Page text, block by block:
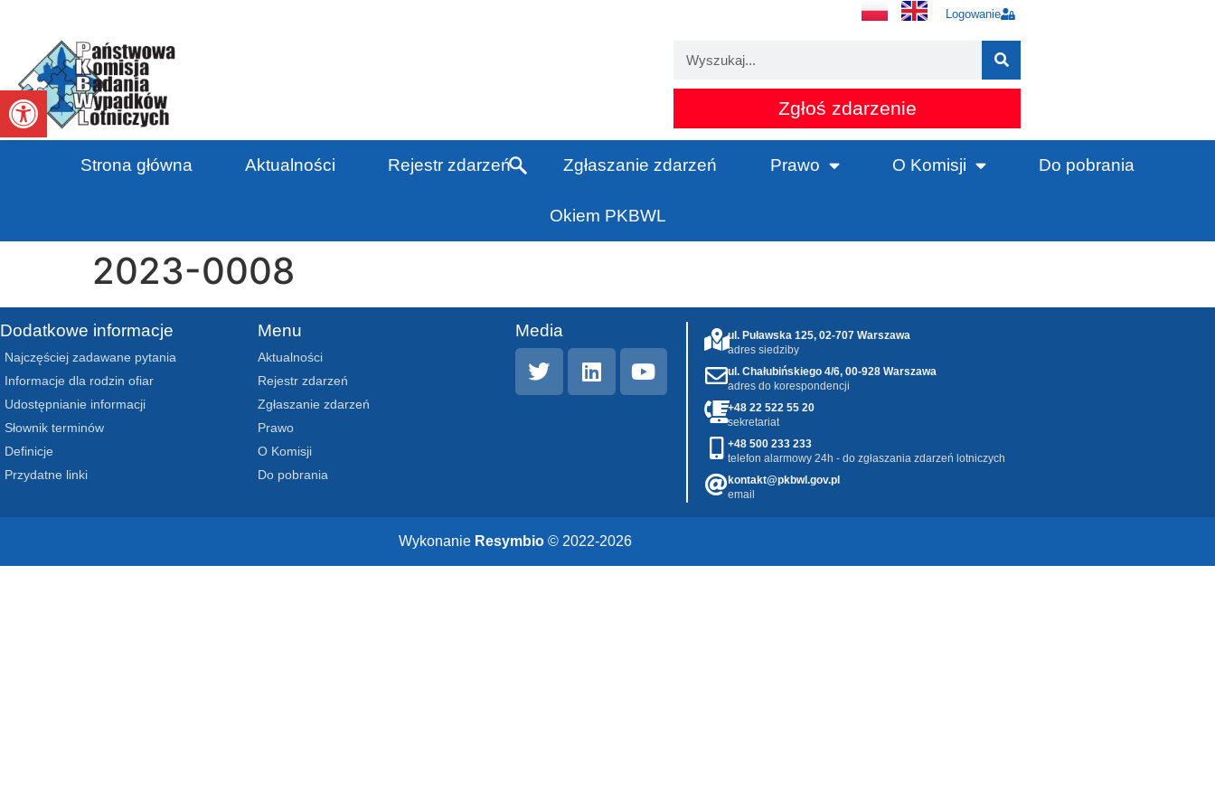
Otwórz pasek narzędzi
Logowanie
Zgłoś zdarzenie
Strona główna Aktualności Rejestr zdarzeń Zgłaszanie zdarzeń Prawo O Komisji Do pobrania
Okiem PKBWL
2023-0008
Dodatkowe informacje
Najczęściej zadawane pytania
Informacje dla rodzin ofiar
Udostępnianie informacji
Słownik terminów
Definicje
Przydatne linki
Menu
Aktualności
Rejestr zdarzeń
Zgłaszanie zdarzeń
Prawo
O Komisji
Do pobrania
Media
ul. Puławska 125, 02-707 Warszawa
adres siedziby
ul. Chałubińskiego 4/6, 00-928 Warszawa
adres do korespondencji
+48 22 522 55 20
sekretariat
+48 500 233 233
telefon alarmowy 24h - do zgłaszania zdarzeń lotniczych
kontakt@pkbwl.gov.pl
email
Wykonanie Resymbio © 2022-2026